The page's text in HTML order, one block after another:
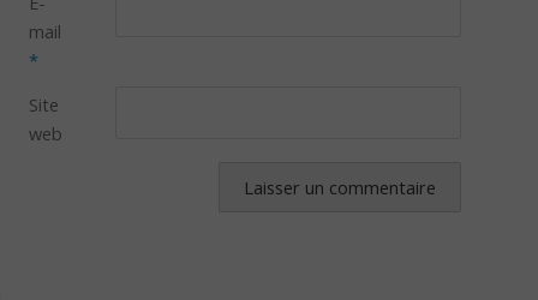
mail
*
Site
web